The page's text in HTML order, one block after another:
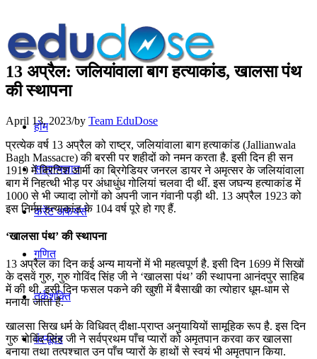
होम
सामान्यज्ञान
करेंट अफेयर्स
गणित
तर्कशक्ति
कंप्यूटर
13 अप्रैल: जलियांवाला बाग हत्याकांड, खालसा पंथ
की स्थापना
April 13, 2023/by Team EduDose
प्रत्येक वर्ष 13 अप्रैल को राष्‍ट्र, जलियांवाला बाग हत्‍याकांड (Jallianwala
Bagh Massacre) की बरसी पर शहीदों को नमन करता है. इसी दिन ही सन
1919 में ब्रिटिश आर्मी का ब्रिगेडियर जनरल डायर ने अमृत्सर के जलियांवाला
बाग में निहत्‍थी भीड़ पर अंधाधुंध गोलियां चलवा दी थीं. इस जघन्य हत्याकांड में
1000 से भी ज्यादा लोगों को अपनी जान गंवानी पड़ी थी. 13 अप्रैल 1923 को
इस निर्मम हत्याकांड के 104 वर्ष पूरे हो गए हैं.
‘खालसा पंथ’ की स्थापना
13 अप्रैल का दिन कई अन्य मायनों में भी महत्वपूर्ण है. इसी दिन 1699 में सिखों
के दसवें गुरु, गुरु गोविंद सिंह जी ने ‘खालसा पंथ’ की स्थापना आनंदपुर साहिब
में की थी. इसी दिन फसल पकने की खुशी में बैसाखी का त्योहार धूम-धाम से
मनाया जाता है.
खालसा सिख धर्म के विधिवत् दीक्षा-प्राप्त अनुयायियों सामूहिक रूप है. इस दिन
गुरु गोविंद सिंह जी ने सर्वप्रथम पाँच प्यारों को अमृतपान करवा कर खालसा
बनाया तथा तत्पश्चात उन पाँच प्यारों के हाथों से स्वयं भी अमृतपान किया.